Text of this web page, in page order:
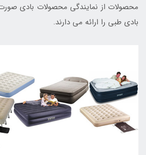
محصولات از نمایندگی محصولات بادی
بادی طبی را ارائه می دارند.